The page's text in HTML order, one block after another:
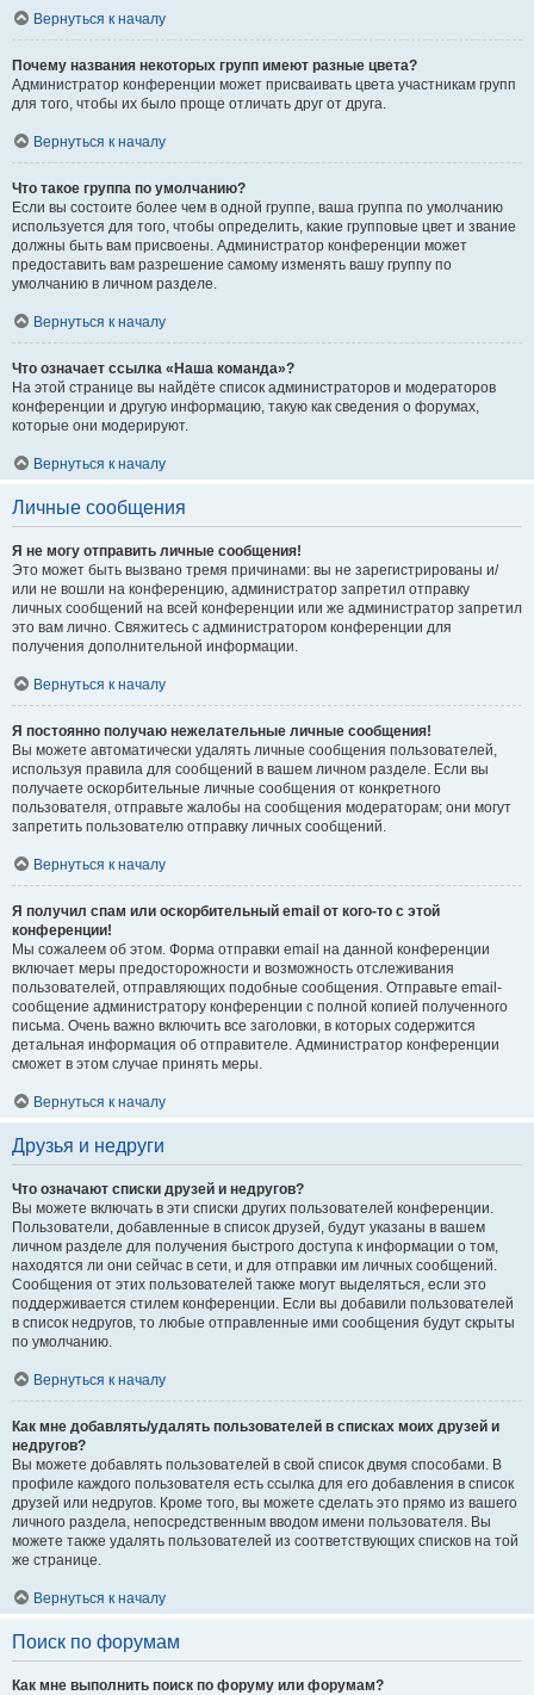
Вернуться к началу
Почему названия некоторых групп имеют разные цвета?
Администратор конференции может присваивать цвета участникам групп
для того, чтобы их было проще отличать друг от друга.
Вернуться к началу
Что такое группа по умолчанию?
Если вы состоите более чем в одной группе, ваша группа по умолчанию
используется для того, чтобы определить, какие групповые цвет и звание
должны быть вам присвоены. Администратор конференции может
предоставить вам разрешение самому изменять вашу группу по
умолчанию в личном разделе.
Вернуться к началу
Что означает ссылка «Наша команда»?
На этой странице вы найдёте список администраторов и модераторов
конференции и другую информацию, такую как сведения о форумах,
которые они модерируют.
Вернуться к началу
Личные сообщения
Я не могу отправить личные сообщения!
Это может быть вызвано тремя причинами: вы не зарегистрированы и/
или не вошли на конференцию, администратор запретил отправку
личных сообщений на всей конференции или же администратор запретил
это вам лично. Свяжитесь с администратором конференции для
получения дополнительной информации.
Вернуться к началу
Я постоянно получаю нежелательные личные сообщения!
Вы можете автоматически удалять личные сообщения пользователей,
используя правила для сообщений в вашем личном разделе. Если вы
получаете оскорбительные личные сообщения от конкретного
пользователя, отправьте жалобы на сообщения модераторам; они могут
запретить пользователю отправку личных сообщений.
Вернуться к началу
Я получил спам или оскорбительный email от кого-то с этой
конференции!
Мы сожалеем об этом. Форма отправки email на данной конференции
включает меры предосторожности и возможность отслеживания
пользователей, отправляющих подобные сообщения. Отправьте email-
сообщение администратору конференции с полной копией полученного
письма. Очень важно включить все заголовки, в которых содержится
детальная информация об отправителе. Администратор конференции
сможет в этом случае принять меры.
Вернуться к началу
Друзья и недруги
Что означают списки друзей и недругов?
Вы можете включать в эти списки других пользователей конференции.
Пользователи, добавленные в список друзей, будут указаны в вашем
личном разделе для получения быстрого доступа к информации о том,
находятся ли они сейчас в сети, и для отправки им личных сообщений.
Сообщения от этих пользователей также могут выделяться, если это
поддерживается стилем конференции. Если вы добавили пользователей
в список недругов, то любые отправленные ими сообщения будут скрыты
по умолчанию.
Вернуться к началу
Как мне добавлять/удалять пользователей в списках моих друзей и
недругов?
Вы можете добавлять пользователей в свой список двумя способами. В
профиле каждого пользователя есть ссылка для его добавления в список
друзей или недругов. Кроме того, вы можете сделать это прямо из вашего
личного раздела, непосредственным вводом имени пользователя. Вы
можете также удалять пользователей из соответствующих списков на той
же странице.
Вернуться к началу
Поиск по форумам
Как мне выполнить поиск по форуму или форумам?